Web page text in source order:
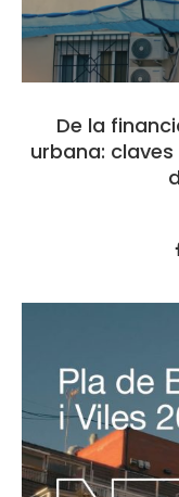
De la
urbana: